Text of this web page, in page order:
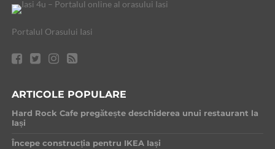
Portalul Orasului Iasi
ARTICOLE POPULARE
Hard Rock Cafe pregătește deschiderea unui restaurant la
Iași
Începe construcția pentru IKEA Iași